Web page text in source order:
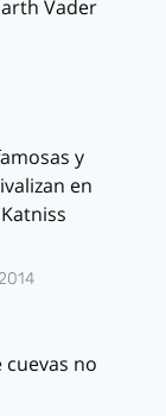
Vader
y
en
cuevas no